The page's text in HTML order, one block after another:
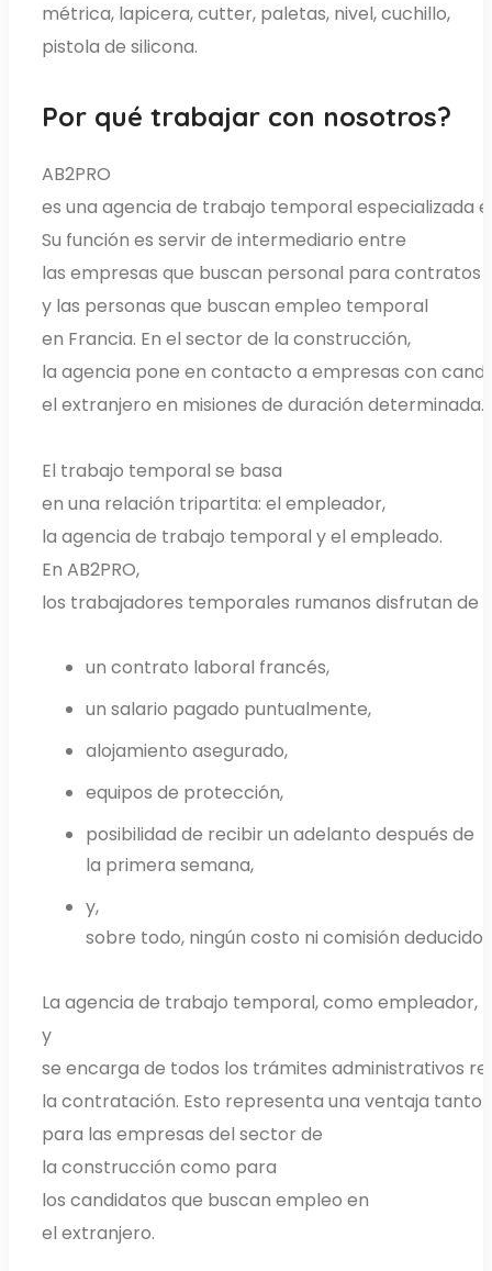
métrica, lapicera, cutter, paletas, nivel, cuchillo,
pistola de silicona.
Por qué trabajar con nosotros?
AB2PRO
es una agencia de trabajo temporal especializada
Su función es servir de intermediario entre
las empresas que buscan personal para contratos
y las personas que buscan empleo temporal
en Francia. En el sector de la construcción,
la agencia pone en contacto a empresas con
el extranjero en misiones de duración determinada.
El trabajo temporal se basa
en una relación tripartita: el empleador,
la agencia de trabajo temporal y el empleado.
En AB2PRO,
los trabajadores temporales rumanos disfrutan de
un contrato laboral francés,
un salario pagado puntualmente,
alojamiento asegurado,
equipos de protección,
posibilidad de recibir un adelanto después de
la primera semana,
y,
sobre todo, ningún costo ni comisión
La agencia de trabajo temporal, como
y
se encarga de todos los trámites administrativos
la contratación. Esto representa una ventaja tanto
para las empresas del sector de
la construcción como para
los candidatos que buscan empleo en
el extranjero.